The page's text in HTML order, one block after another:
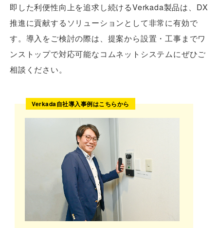
即した利便性向上を追求し続けるVerkada製品は、DX
推進に貢献するソリューションとして非常に有効で
す。導入をご検討の際は、提案から設置・工事までワ
ンストップで対応可能なコムネットシステムにぜひご
相談ください。
Verkada自社導入事例はこちらから